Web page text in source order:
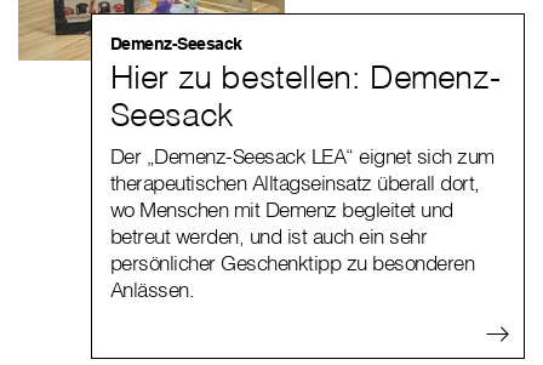
Demenz-Seesack
Hier zu bestellen: Demenz-
Seesack
Der „Demenz-Seesack LEA“ eignet sich zum
therapeutischen Alltagseinsatz überall dort,
wo Menschen mit Demenz begleitet und
betreut werden, und ist auch ein sehr
persönlicher Geschenktipp zu besonderen
Anlässen.